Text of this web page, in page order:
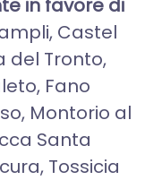
in favore di
Castel
del Tronto,
Fano
Montorio al
Santa
Tossicia